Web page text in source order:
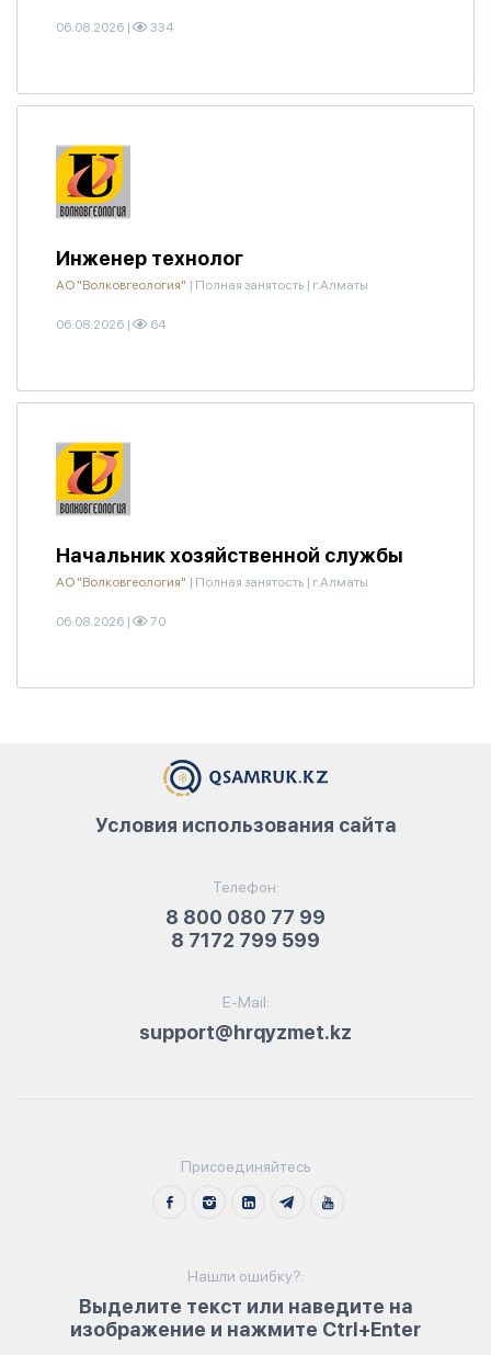
06.08.2026 | 334
Инженер технолог
АО "Волковгеология" | Полная занятость | г.Алматы
06.08.2026 | 64
Начальник хозяйственной службы
АО "Волковгеология" | Полная занятость | г.Алматы
06.08.2026 | 70
Телефон:
8 800 080 77 99
8 7172 799 599
E-Mail:
support@hrqyzmet.kz
Условия использования сайта
Присоединяйтесь
Нашли ошибку?:
Выделите текст или наведите на
изображение и нажмите Ctrl+Enter